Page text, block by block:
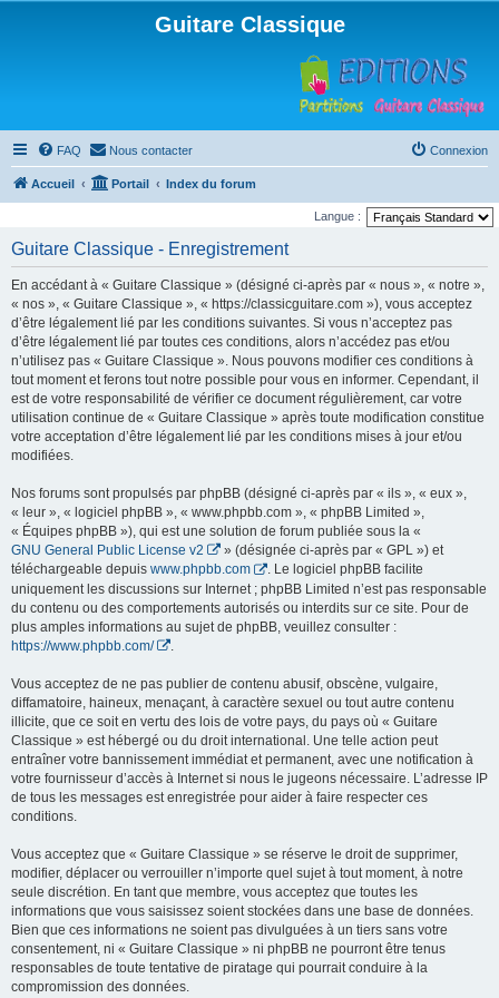
Guitare Classique
FAQ Nous contacter Connexion
Accueil Portail Index du forum
Langue :
Guitare Classique - Enregistrement
En accédant à « Guitare Classique » (désigné ci-après par « nous », « notre »,
« nos », « Guitare Classique », « https://classicguitare.com »), vous acceptez
d’être légalement lié par les conditions suivantes. Si vous n’acceptez pas
d’être légalement lié par toutes ces conditions, alors n’accédez pas et/ou
n’utilisez pas « Guitare Classique ». Nous pouvons modifier ces conditions à
tout moment et ferons tout notre possible pour vous en informer. Cependant, il
est de votre responsabilité de vérifier ce document régulièrement, car votre
utilisation continue de « Guitare Classique » après toute modification constitue
votre acceptation d’être légalement lié par les conditions mises à jour et/ou
modifiées.
Nos forums sont propulsés par phpBB (désigné ci-après par « ils », « eux »,
« leur », « logiciel phpBB », « www.phpbb.com », « phpBB Limited »,
« Équipes phpBB »), qui est une solution de forum publiée sous la «
GNU General Public License v2
» (désignée ci-après par « GPL ») et
téléchargeable depuis www.phpbb.com
. Le logiciel phpBB facilite
uniquement les discussions sur Internet ; phpBB Limited n’est pas responsable
du contenu ou des comportements autorisés ou interdits sur ce site. Pour de
plus amples informations au sujet de phpBB, veuillez consulter :
https://www.phpbb.com/
Vous acceptez de ne pas publier de contenu abusif, obscène, vulgaire,
diffamatoire, haineux, menaçant, à caractère sexuel ou tout autre contenu
illicite, que ce soit en vertu des lois de votre pays, du pays où « Guitare
Classique » est hébergé ou du droit international. Une telle action peut
entraîner votre bannissement immédiat et permanent, avec une notification à
votre fournisseur d’accès à Internet si nous le jugeons nécessaire. L’adresse IP
de tous les messages est enregistrée pour aider à faire respecter ces
conditions.
Vous acceptez que « Guitare Classique » se réserve le droit de supprimer,
modifier, déplacer ou verrouiller n’importe quel sujet à tout moment, à notre
seule discrétion. En tant que membre, vous acceptez que toutes les
informations que vous saisissez soient stockées dans une base de données.
Bien que ces informations ne soient pas divulguées à un tiers sans votre
consentement, ni « Guitare Classique » ni phpBB ne pourront être tenus
responsables de toute tentative de piratage qui pourrait conduire à la
compromission des données.